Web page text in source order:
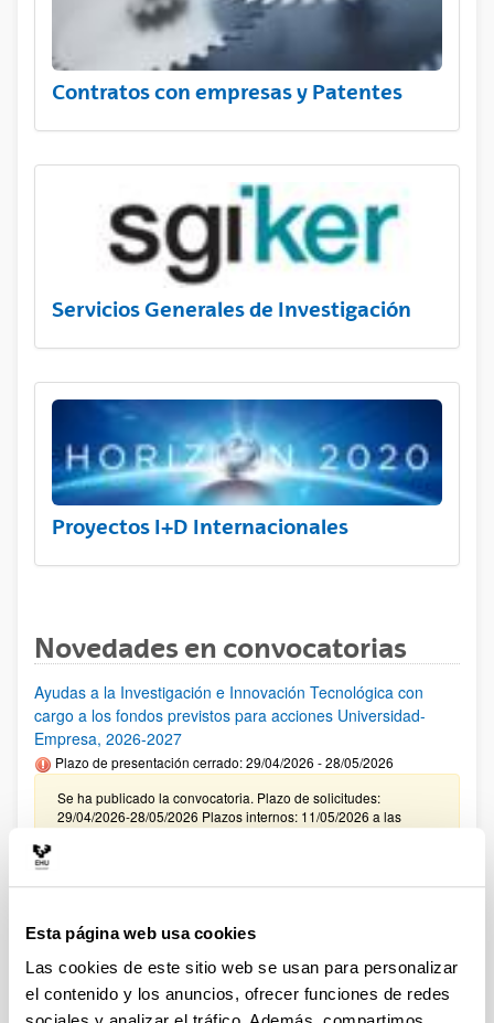
Esta página web usa cookies
Las cookies de este sitio web se usan para personalizar
el contenido y los anuncios, ofrecer funciones de redes
Contratos con empresas y Patentes
Servicios Generales de Investigación
Proyectos I+D Internacionales
Novedades en convocatorias
Ayudas a la Investigación e Innovación Tecnológica con
cargo a los fondos previstos para acciones Universidad-
Empresa, 2026-2027
Plazo de presentación cerrado: 29/04/2026 - 28/05/2026
Se ha publicado la convocatoria. Plazo de solicitudes:
29/04/2026-28/05/2026 Plazos internos: 11/05/2026 a las
CONVOCATORIA INCENTIVACIÓN PARA LA
"PROGRAMA ATRAE 2026"
Plazo de presentación cerrado: 23/04/2026 - 04/06/2026
Envío de la Expresión de Interés. Plazo interno 25 de mayo de
2026. Envío resto de documentación necesaria. Plazo interno